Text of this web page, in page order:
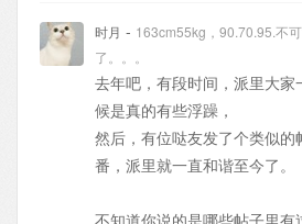
时月 - 163cm55kg，90.70.95.不
了。。。
去年吧，有段时间，派里大
候是真的有些浮躁，
然后，有位哒友发了个类似
番，派里就一直和谐至今了。
不知道你说的是哪些帖子里